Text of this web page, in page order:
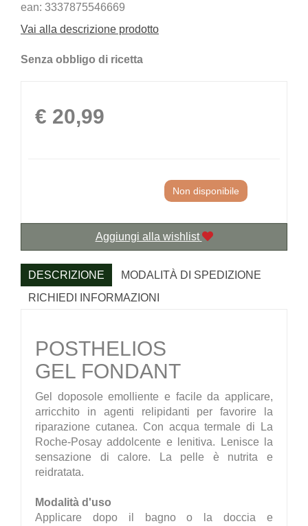
ean: 3337875546669
Vai alla descrizione prodotto
Senza obbligo di ricetta
Prezzo
€ 20,99
Non disponibile
Aggiungi alla wishlist
DESCRIZIONE
MODALITÀ DI SPEDIZIONE
RICHIEDI INFORMAZIONI
POSTHELIOS
GEL FONDANT
Gel doposole emolliente e facile da applicare,
arricchito in agenti relipidanti per favorire la
riparazione cutanea. Con acqua termale di La
Roche-Posay addolcente e lenitiva. Lenisce la
sensazione di calore. La pelle è nutrita e
reidratata.
Modalità d'uso
Applicare dopo il bagno o la doccia e